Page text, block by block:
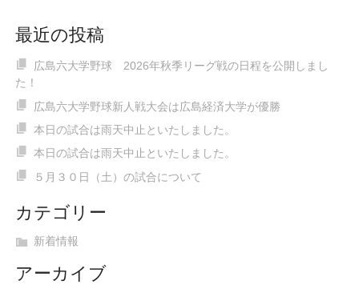
最近の投稿
広島六大学野球 2026年秋季リーグ戦の日程を公開しまし
た！
広島六大学野球新人戦大会は広島経済大学が優勝
本日の試合は雨天中止といたしました。
本日の試合は雨天中止といたしました。
５月３０日（土）の試合について
カテゴリー
新着情報
アーカイブ